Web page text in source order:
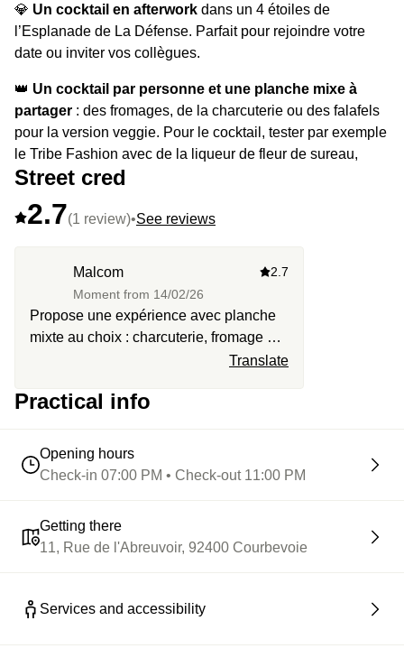
💎 Un cocktail en afterwork dans un 4 étoiles de
l’Esplanade de La Défense. Parfait pour rejoindre votre
date ou inviter vos collègues.
👑 Un cocktail par personne et une planche mixe à
partager : des fromages, de la charcuterie ou des falafels
pour la version veggie. Pour le cocktail, tester par exemple
le Tribe Fashion avec de la liqueur de fleur de sureau,
mandarine, vin blanc, mousse de Champagne maison.
⭐️Le highlight : il y a des jeux de société à disposition !
Street cred
2.7(1 review)•See reviews
Malcom
Moment from 14/02/26
2.7
Propose une expérience avec planche
mixte au choix : charcuterie, fromage ou
option végane. Propose une série de
eu droit à de malheureux sandwichs
cocktails. A fuir
Translate
Practical info
Opening hours
Check-in 07:00 PM • Check-out 11:00 PM
Getting there
11, Rue de l'Abreuvoir, 92400 Courbevoie
Services and accessibility